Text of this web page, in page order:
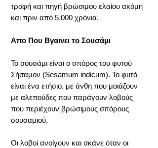
τροφή και πηγή βρώσιμου ελαίου ακόμη
και πριν από 5.000 χρόνια.
Απο Που Βγαινει το Σουσάμι
Το σουσάμι είναι ο σπόρος του φυτού
Σήσαμον (Sesamum indicum). Το φυτό
είναι ένα ετήσιο, με άνθη που μοιάζουν
με αλεπούδες που παράγουν λοβούς
που περιέχουν βρώσιμους σπόρους
σουσαμιού.
Οι λοβοί ανοίγουν και σκάνε όταν οι